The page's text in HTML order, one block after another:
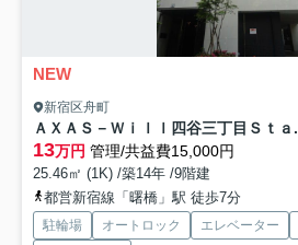
NEW
新宿区舟町
ＡＸＡＳ－Ｗｉｌｌ四谷三丁目Ｓｔａ.
13万円 管理/共益費15,000円
25.46㎡ (1K) /築14年 /9階建
都営新宿線「曙橋」駅 徒歩7分
駐輪場 オートロック エレベーター